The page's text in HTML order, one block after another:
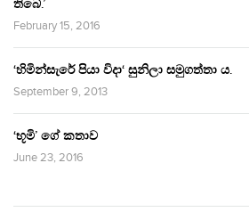
තිබේ.’
February 15, 2016
‘හිමින්සැරේ පියා විදා‘ සුනිලා සමුගත්තා ය.
September 9, 2013
‘භූමි’ ගේ කතාව
June 23, 2016